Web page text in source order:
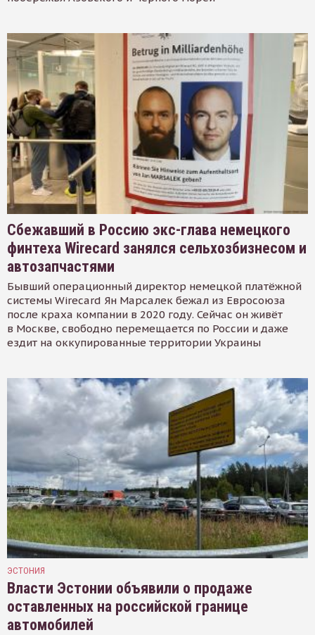
Сбежавший в Россию экс-глава немецкого
финтеха Wirecard занялся сельхозбизнесом и
автозапчастями
Бывший операционный директор немецкой платёжной
системы Wirecard Ян Марсалек бежал из Евросоюза
после краха компании в 2020 году. Сейчас он живёт
в Москве, свободно перемещается по России и даже
ездит на оккупированные территории Украины
ЭСТОНИЯ
Власти Эстонии объявили о продаже
оставленных на российской границе
автомобилей